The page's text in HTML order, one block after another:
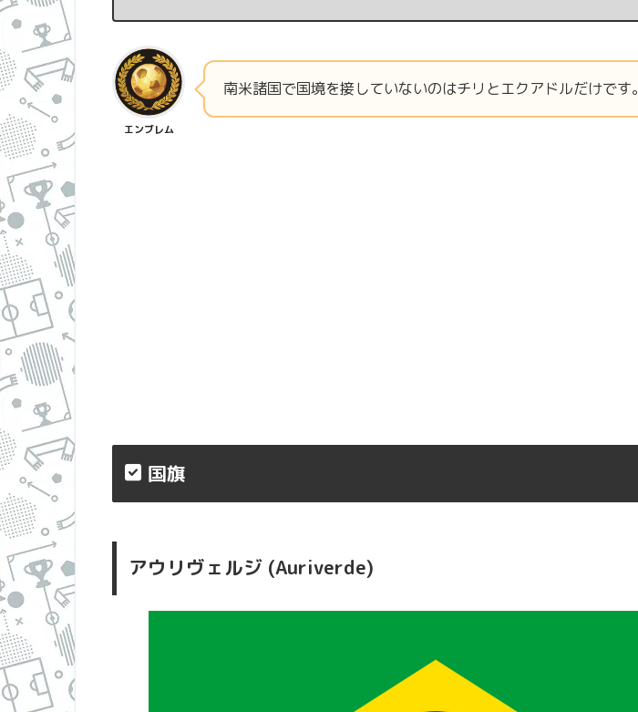
エンブレム
南米諸国で国境を接していないのはチリとエクアドルだけです。
国旗
アウリヴェルジ (Auriverde)